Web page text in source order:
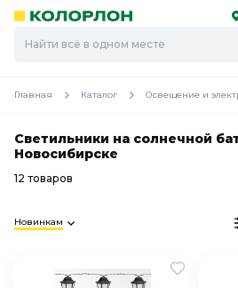
Скоро
Скоро
Главная Каталог Освещение и
Светильники на солнечной
Новосибирске
12 товаров
Новинкам